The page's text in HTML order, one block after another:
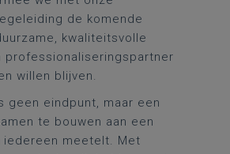
de komende
kwaliteitsvolle
professionaliseringspartner
willen blijven.
geen eindpunt, maar een
te bouwen aan een
iedereen meetelt. Met